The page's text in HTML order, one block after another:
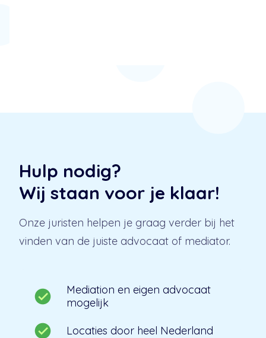
Hulp nodig?
Wij staan voor je klaar!
Onze juristen helpen je graag verder bij het
vinden van de juiste advocaat of mediator.
Mediation en eigen advocaat
mogelijk
Locaties door heel Nederland